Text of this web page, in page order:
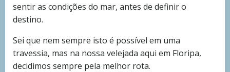
sentir as condições do mar, antes de definir o
destino.
Sei que nem sempre isto é possível em uma
travessia, mas na nossa velejada aqui em Floripa,
decidimos sempre pela melhor rota.